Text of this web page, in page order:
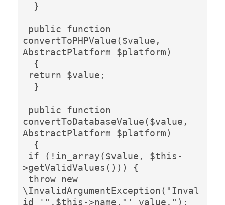
convertToPHPValue($value,
AbstractPlatform $platform)
convertToDatabaseValue($value,
AbstractPlatform $platform)
>getValidValues())) {
\InvalidArgumentException("Inval
id '".$this->name."' value.");